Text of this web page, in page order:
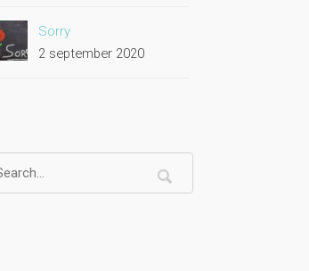
Sorry
2 september 2020